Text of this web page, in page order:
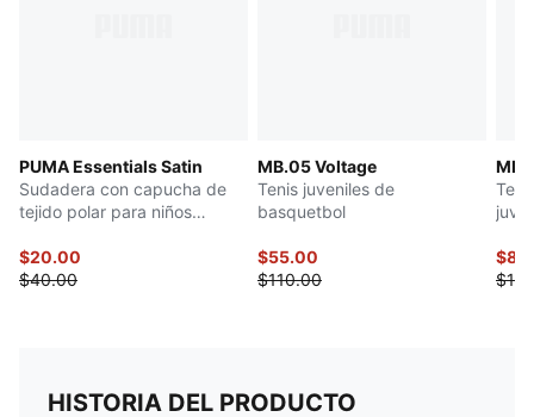
PUMA Essentials Satin
Sudadera con capucha de
tejido polar para niños
$20.00
$40.00
MB.05 Voltage
Tenis juveniles de
basquetbol
$55.00
$110.00
HISTORIA DEL PRODUCTO